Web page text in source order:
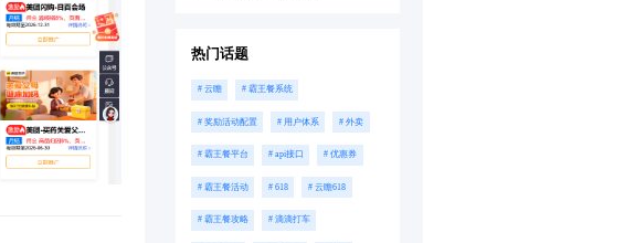
热门话题
# 云瞻 # 霸王餐系统
# 奖励活动配置 # 用户体系 # 外卖
# 霸王餐平台 # api接口 # 优惠券
# 霸王餐活动 # 618 # 云瞻618
# 霸王餐攻略 # 滴滴打车